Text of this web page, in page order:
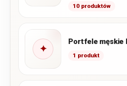
funkcjonalnego
10 produktów
✦
Portfele męskie
1 produkt